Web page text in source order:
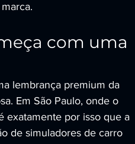
com uma
lembrança premium da
Em São Paulo, onde o
exatamente por isso que a
de simuladores de carro